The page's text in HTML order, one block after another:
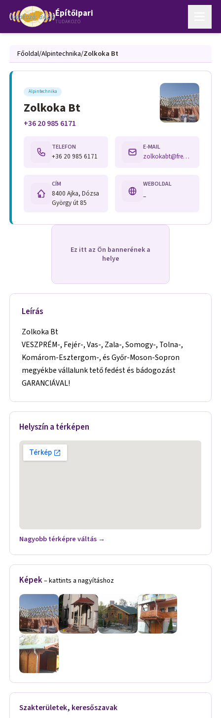
Építőipari
TUDAKOZÓ
Főoldal/Alpintechnika/Zolkoka Bt
Alpintechnika
Zolkoka Bt
+36 20 985 6171
TELEFON
+36 20 985 6171
E-MAIL
zolkokabt@freemail.hu
CÍM
8400 Ajka, Dózsa
György út 85
WEBOLDAL
–
Ez itt az Ön bannerének a
helye
Leírás
Zolkoka Bt
VESZPRÉM-, Fejér-, Vas-, Zala-, Somogy-, Tolna-,
Komárom-Esztergom-, és Győr-Moson-Sopron
megyékbe vállalunk tető fedést és bádogozást
GARANCIÁVAL!
Helyszín a térképen
Nagyobb térképre váltás →
Képek– kattints a nagyításhoz
Szakterületek, keresőszavak